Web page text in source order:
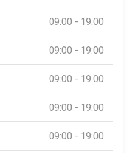
09:00 - 19:00
09:00 - 19:00
09:00 - 19:00
09:00 - 19:00
09:00 - 19:00